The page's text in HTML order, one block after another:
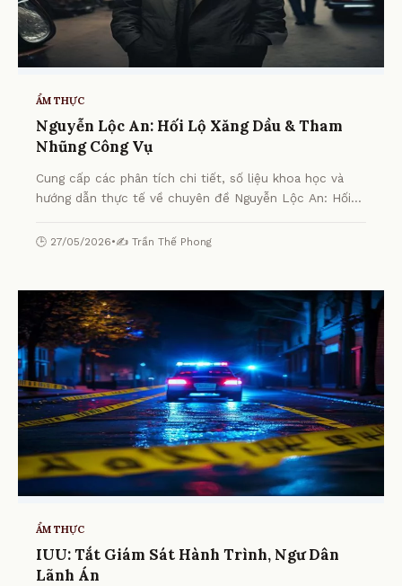
ẨM THỰC
Nguyễn Lộc An: Hối Lộ Xăng Dầu & Tham
Nhũng Công Vụ
Cung cấp các phân tích chi tiết, số liệu khoa học và
hướng dẫn thực tế về chuyên đề Nguyễn Lộc An: Hối
🕒 27/05/2026•✍️ Trần Thế Phong
ẨM THỰC
IUU: Tắt Giám Sát Hành Trình, Ngư Dân
Lãnh Án